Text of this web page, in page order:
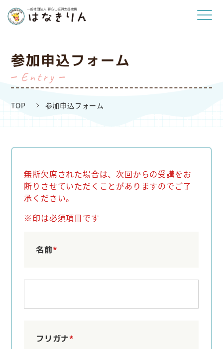
参加申込フォーム
entry
TOP 参加申込フォーム
無断欠席された場合は、次回からの受講をお
断りさせていただくことがありますのでご了
承ください。
※印は必須項目です
名前*
フリガナ*